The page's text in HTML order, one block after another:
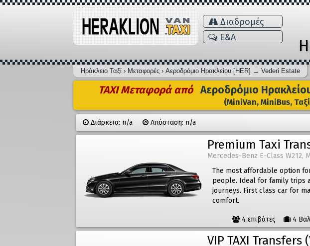
Διαδρομές
E&A
Ηράκλειο Ταξί › Μεταφορές › Αεροδρόμιο Ηρακλείου [HER] → Vederi Estate
TAXI Μεταφορά από Αεροδρόμιο
(MiniVan, MiniBus,
Διάρκεια: n/a Απόσταση: n/a
Premium Taxi
Mercedes-Benz E-Class W212,
The most affordable option
people. Ideal for family trips
journeys. First class car for
comfort.
4 επιβάτες 4
VIP TAXI Transfers